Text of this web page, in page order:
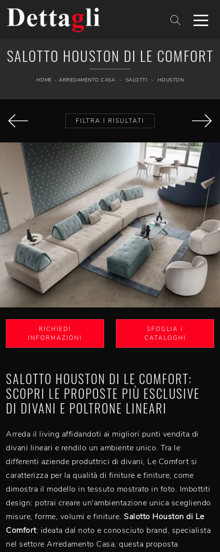
SALOTTO HOUSTON DI LE COMFORT
HOME - ARREDAMENTO CASA - SALOTTI - HOUSTON
FILTRA I RISULTATI
RICHIEDI
INFORMAZIONI
SFOGLIA I
CATALOGHI
SALOTTO HOUSTON DI LE COMFORT:
SCOPRI LE PROPOSTE PIÙ ESCLUSIVE
DI DIVANI E POLTRONE LINEARI
Arreda il living affidandoti ai migliori punti vendita di
divani lineari e rendilo un ambiente unico. Tra le
differenti aziende produttrici di divani, Le Comfort si
caratterizza per la qualità di finiture e finiture, come
dimostra il modello in tessuto mostrato in foto. Imbottiti
design: potrai creare un'ambientazione unica scegliendo
misure, forme, volumi e finiture. Salotto Houston di Le
Comfort: ideata dal noto e conosciuto brand, specialista
nel settore Arredamento Casa, questa proposta